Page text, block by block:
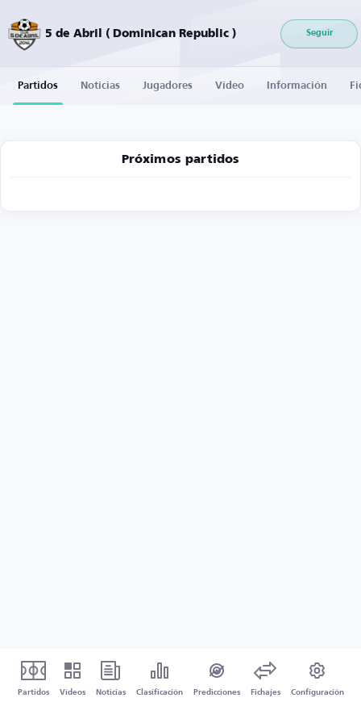
5 de Abril ( Dominican Republic ) Seguir
Partidos Noticias Jugadores Vídeo Información
Próximos partidos
Partidos Vídeos Noticias Clasificación Predicciones Fichajes Configuración